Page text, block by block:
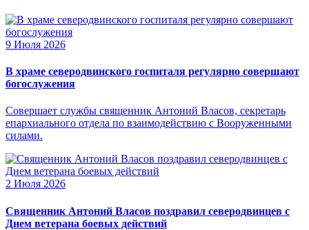
9 Июля 2026
В храме северодвинского госпиталя регулярно совершают
богослужения
Совершает службы священник Антоний Власов, секретарь
епархиального отдела по взаимодействию с Вооруженными
силами.
2 Июля 2026
Священник Антоний Власов поздравил северодвинцев с
Днем ветерана боевых действий